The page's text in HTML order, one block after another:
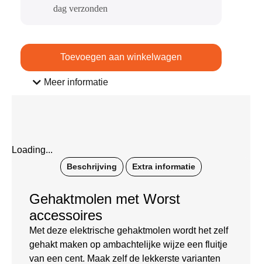
dag verzonden​
Toevoegen aan winkelwagen
Meer informatie
Loading...
Beschrijving Extra informatie
Gehaktmolen met Worst
accessoires
Met deze elektrische gehaktmolen wordt het zelf
gehakt maken op ambachtelijke wijze een fluitje
van een cent. Maak zelf de lekkerste varianten